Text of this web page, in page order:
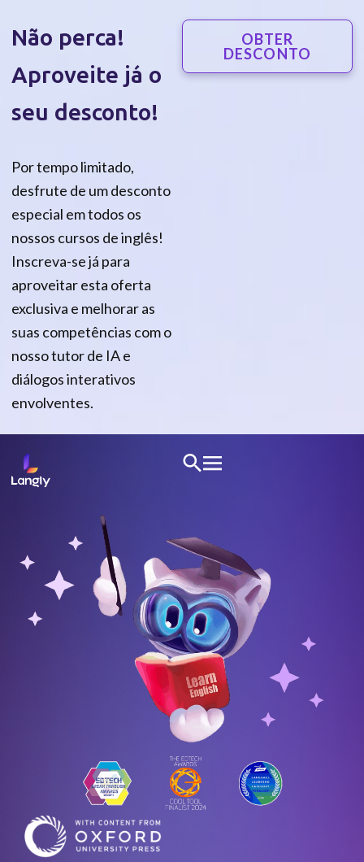
Não perca!
Aproveite já o
seu desconto!
Por tempo limitado,
desfrute de um desconto
especial em todos os
nossos cursos de inglês!
Inscreva-se já para
aproveitar esta oferta
exclusiva e melhorar as
suas competências com o
nosso tutor de IA e
diálogos interativos
envolventes.
OBTER
DESCONTO